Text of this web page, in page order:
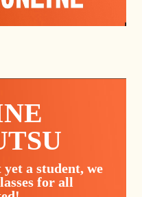
a student, we
for all